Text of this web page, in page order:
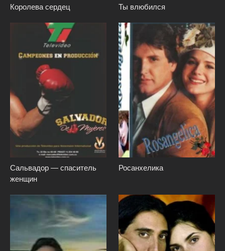
Королева сердец Ты влюбился
Сальвадор — спаситель
женщин
Росанхелика